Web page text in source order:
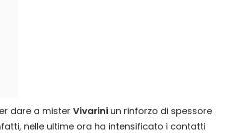
dare a mister Vivarini un rinforzo di spessore
nelle ultime ora ha intensificato i contatti